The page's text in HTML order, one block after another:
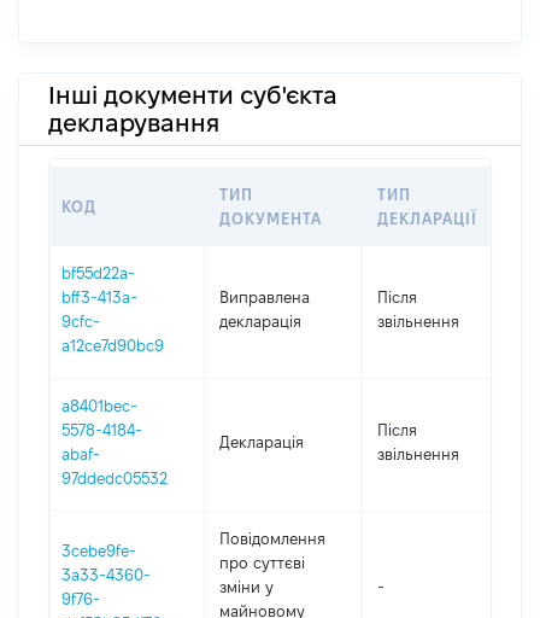
Інші документи суб'єкта
декларування
КОД
ТИП
ДОКУМЕНТА
ТИП
ДЕКЛАРАЦІЇ
bf55d22a-
bff3-413a-
9cfc-
a12ce7d90bc9
Виправлена
декларація
Після
звільнення
a8401bec-
5578-4184-
abaf-
97ddedc05532
Декларація
Після
звільнення
3cebe9fe-
3a33-4360-
9f76-
Повідомлення
про суттєві
зміни y
майновому
-